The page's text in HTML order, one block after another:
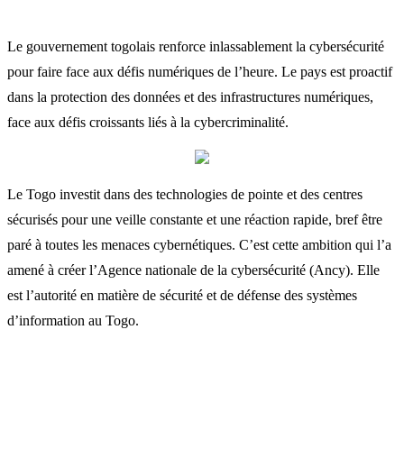
Le gouvernement togolais renforce inlassablement la cybersécurité
pour faire face aux défis numériques de l’heure. Le pays est proactif
dans la protection des données et des infrastructures numériques,
face aux défis croissants liés à la cybercriminalité.
Le Togo investit dans des technologies de pointe et des centres
sécurisés pour une veille constante et une réaction rapide, bref être
paré à toutes les menaces cybernétiques. C’est cette ambition qui l’a
amené à créer l’Agence nationale de la cybersécurité (Ancy). Elle
est l’autorité en matière de sécurité et de défense des systèmes
d’information au Togo.